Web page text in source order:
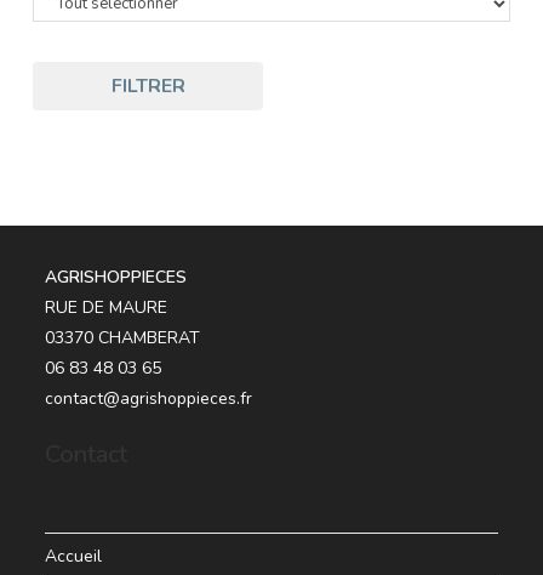
FILTRER
AGRISHOPPIECES
RUE DE MAURE
03370 CHAMBERAT
06 83 48 03 65
contact@agrishoppieces.fr
Accueil